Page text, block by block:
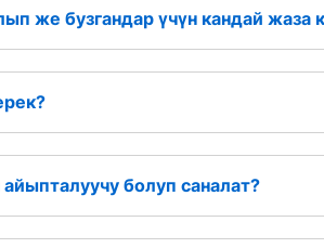
же бузгандар үчүн кандай жаза
болуп саналат?